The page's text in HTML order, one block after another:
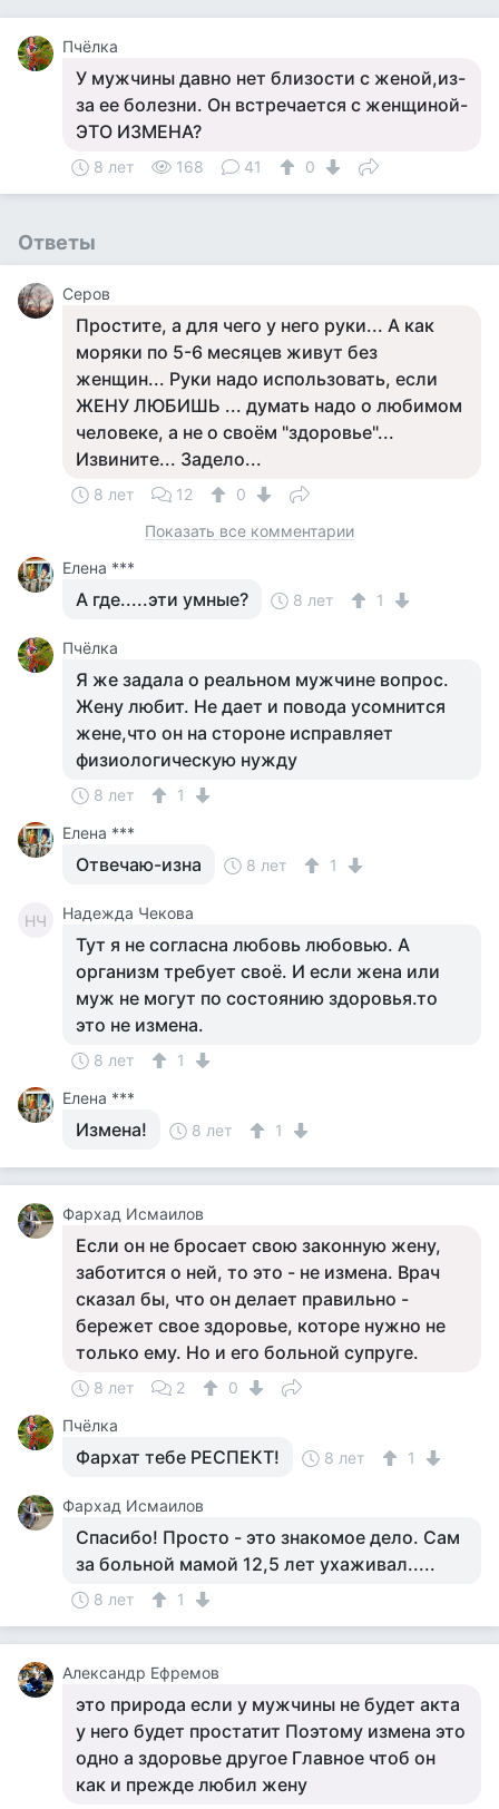
Пчёлка
У мужчины давно нет близости с женой,из-
за ее болезни. Он встречается с женщиной-
ЭТО ИЗМЕНА?
8 лет 168 41 0
Ответы
Серов
Простите, а для чего у него руки... А как
моряки по 5-6 месяцев живут без
женщин... Руки надо использовать, если
ЖЕНУ ЛЮБИШЬ ... думать надо о любимом
человеке, а не о своём "здоровье"...
Извините... Задело...
8 лет 12
0
Показать все комментарии
Елена ***
А где.....эти умные? 8 лет 1
Пчёлка
Я же задала о реальном мужчине вопрос.
Жену любит. Не дает и повода усомнится
жене,что он на стороне исправляет
физиологическую нужду
8 лет
1
Елена ***
Отвечаю-изна 8 лет 1
НЧ Надежда Чекова
Тут я не согласна любовь любовью. А
организм требует своё. И если жена или
муж не могут по состоянию здоровья.то
это не измена.
8 лет
1
Елена ***
Измена! 8 лет 1
Фархад Исмаилов
Если он не бросает свою законную жену,
заботится о ней, то это - не измена. Врач
сказал бы, что он делает правильно -
бережет свое здоровье, которе нужно не
только ему. Но и его больной супруге.
8 лет 2
0
Пчёлка
Фархат тебе РЕСПЕКТ! 8 лет 1
Фархад Исмаилов
Спасибо! Просто - это знакомое дело. Сам
за больной мамой 12,5 лет ухаживал.....
8 лет 1
Александр Ефремов
это природа если у мужчины не будет акта
у него будет простатит Поэтому измена это
одно а здоровье другое Главное чтоб он
как и прежде любил жену